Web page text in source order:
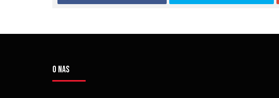
O NAS